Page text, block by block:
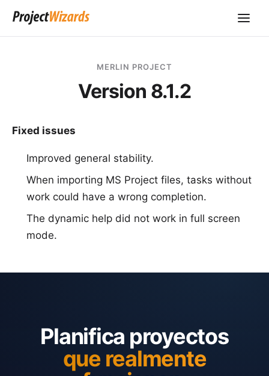
MERLIN PROJECT
Version 8.1.2
Fixed issues
Improved general stability.
When importing MS Project files, tasks without
work could have a wrong completion.
The dynamic help did not work in full screen
mode.
Planifica proyectos
que realmente